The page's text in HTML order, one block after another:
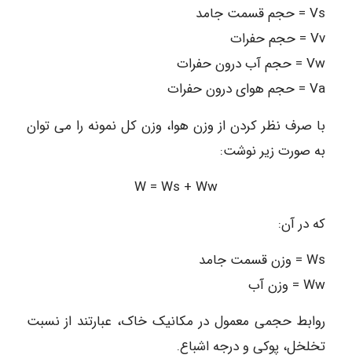
Vs = حجم قسمت جامد
Vv = حجم حفرات
Vw = حجم آب درون حفرات
Va = حجم هوای درون حفرات
با صرف نظر کردن از وزن هوا، وزن کل نمونه را می توان
به صورت زیر نوشت:
W = Ws + Ww
که در آن:
Ws = وزن قسمت جامد
Ww = وزن آب
روابط حجمی معمول در مکانیک خاک، عبارتند از نسبت
تخلخل، پوکی و درجه اشباع.